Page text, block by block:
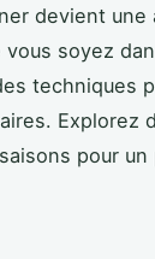
devient
vous soyez
techniques
pour